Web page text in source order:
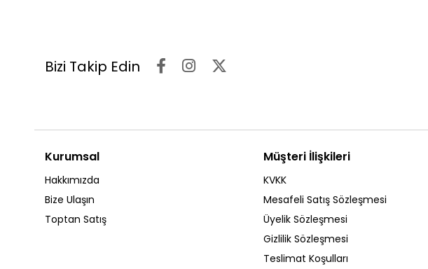
Bizi Takip Edin
Kurumsal
Hakkımızda
Bize Ulaşın
Toptan Satış
Müşteri İlişkileri
KVKK
Mesafeli Satış Sözleşmesi
Üyelik Sözleşmesi
Gizlilik Sözleşmesi
Teslimat Koşulları